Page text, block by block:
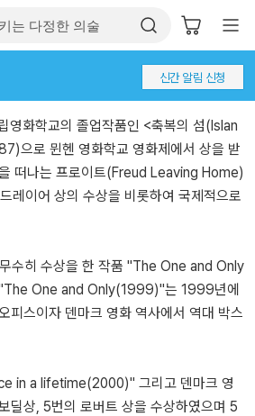
신간 알림 신청
영화학교의 졸업작품인 <축복의 섬(Islan
으로 뮌헨 영화학교 영화제에서 상을 받
떠나는 프로이트(Freud Leaving Home)
레이어 상의 수상을 비롯하여 국제적으로
수히 수상을 한 작품 "The One and Only
One and Only(1999)"는 1999년에
스이자 덴마크 영화 역사에서 역대 박스
in a lifetime(2000)" 그리고 덴마크 영
딜상, 5번의 로버트 상을 수상하였으며 5